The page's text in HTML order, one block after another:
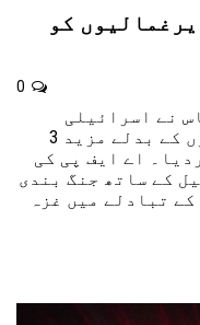
یرغمالیوں کو
نے اسرائیلی
حراست میں موجود 369 فلسطینیوں کے بدلے مزید 3
اے ایف پی کی
کے ساتھ جنگ ​​بندی
تبادلے میں غزہ